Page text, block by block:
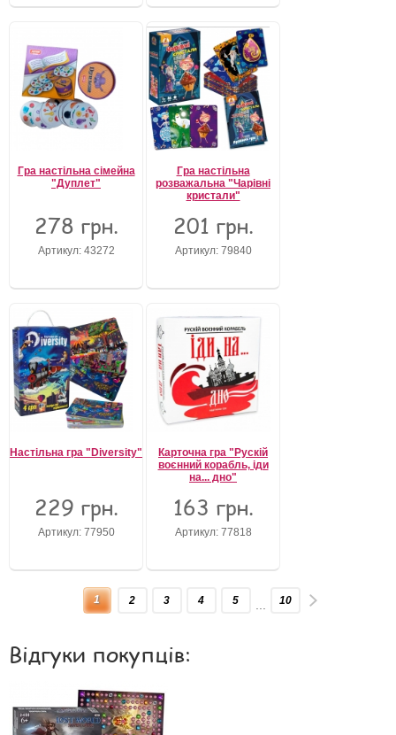
Гра настільна сімейна
"Дуплет"
278 грн.
Артикул: 43272
Гра настільна
розважальна "Чарівні
кристали"
201 грн.
Артикул: 79840
Настільна гра "Diversity"
229 грн.
Артикул: 77950
Карточна гра "Рускій
воєнний корабль, іди
на... дно"
163 грн.
Артикул: 77818
1 2 3 4 5 10
Відгуки покупців: